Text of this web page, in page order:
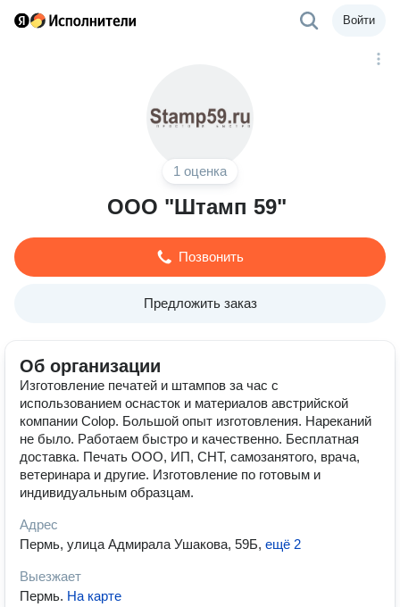
Войти
1 оценка
ООО "Штамп 59"
Позвонить
Предложить заказ
Об организации
Изготовление печатей и штампов за час с
использованием оснасток и материалов австрийской
компании Colop. Большой опыт изготовления. Нареканий
не было. Работаем быстро и качественно. Бесплатная
доставка. Печать ООО, ИП, СНТ, самозанятого, врача,
ветеринара и другие. Изготовление по готовым и
индивидуальным образцам.
Адрес
Пермь, улица Адмирала Ушакова, 59Б, ещё 2
Выезжает
Пермь. На карте